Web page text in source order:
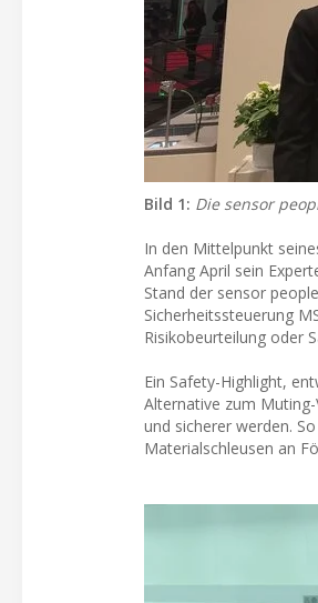
Bild 1: Die sensor
In den Mittelpunkt
Anfang April sein
Stand der sensor
Sicherheitssteuerung
Risikobeurteilung oder
Ein Safety-Highlight,
Alternative zum
und sicherer werden.
Materialschleusen an